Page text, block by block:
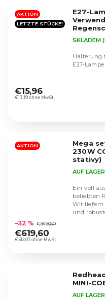
Sternen.
AKTION
LETZTE STÜCKE!
E27-
durchschnittliche
Produktbewertung
Sternen.
SKLADEM
€13,19 ohne MwSt.
€15,96
Halterung
E27-
AKTION
Mega
230W
stativy)
durchschnittliche
Produktbewertung
ist
AUF
€512,07 ohne MwSt.
–32 % €919,60
€619,60
Ein voll
beliebten
Wir liefern
und
MINI-
AUF